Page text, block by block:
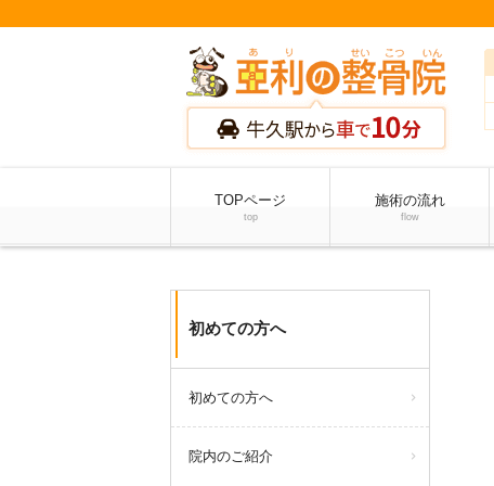
TOPページ
top
施術の流れ
flow
初めての方へ
初めての方へ
院内のご紹介